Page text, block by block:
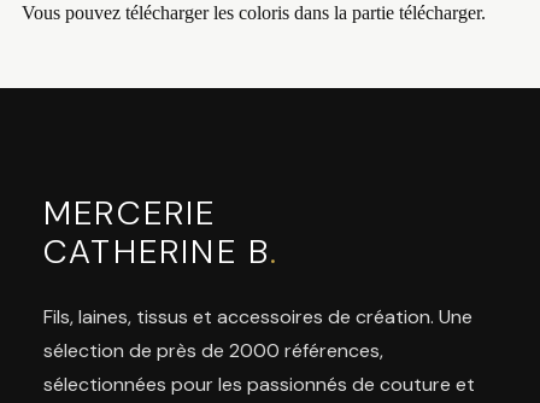
Vous pouvez télécharger les coloris dans la partie télécharger.
MERCERIE
CATHERINE B.
Fils, laines, tissus et accessoires de création. Une
sélection de près de 2000 références,
sélectionnées pour les passionnés de couture et